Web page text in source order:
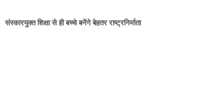
संस्कारयुक्त शिक्षा से ही बच्चे बनेंगे बेहतर राष्ट्रनिर्माता